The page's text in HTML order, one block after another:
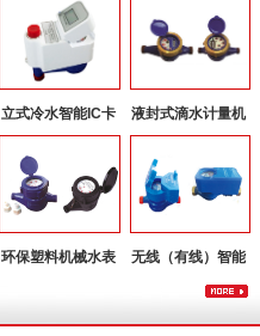
立式冷水智能IC卡
液封式滴水计量机
环保塑料机械水表
无线（有线）智能
远传水表